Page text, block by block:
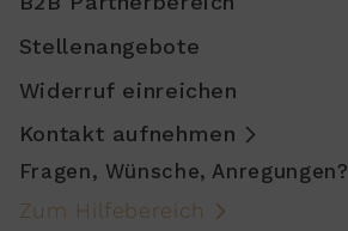
Stellenangebote
Widerruf einreichen
Kontakt aufnehmen
Fragen, Wünsche, Anregungen?
Zum Hilfebereich